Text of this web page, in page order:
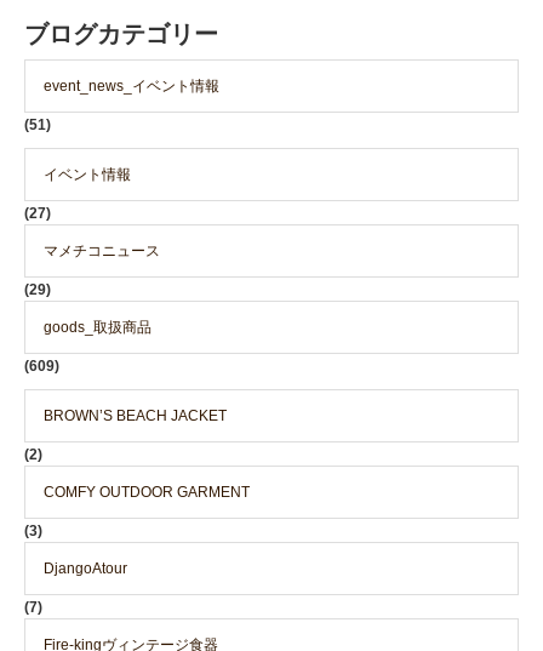
ブログカテゴリー
event_news_イベント情報
(51)
イベント情報
(27)
マメチコニュース
(29)
goods_取扱商品
(609)
BROWN’S BEACH JACKET
(2)
COMFY OUTDOOR GARMENT
(3)
DjangoAtour
(7)
Fire-kingヴィンテージ食器